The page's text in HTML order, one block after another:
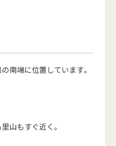
南端に位置しています。
山もすぐ近く。